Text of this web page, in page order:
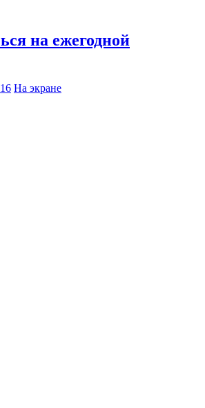
на ежегодной
На экране